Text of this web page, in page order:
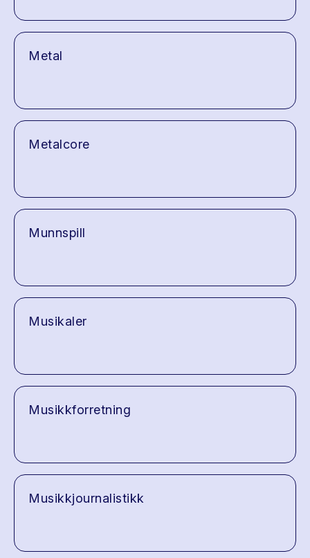
Metal
Metalcore
Munnspill
Musikaler
Musikkforretning
Musikkjournalistikk